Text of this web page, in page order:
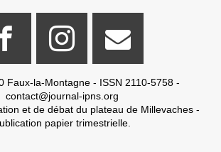
Faux-la-Montagne - ISSN 2110-5758 -
contact@journal-ipns.org
et de débat du plateau de Millevaches -
papier trimestrielle.